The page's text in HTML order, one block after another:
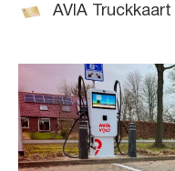
AVIA Truckkaart